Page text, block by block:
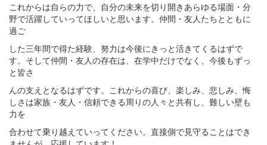
これからは自らの力で、自分の未来を切り開きあらゆる場面・分
野で活躍していってほしいと思います。仲間・友人たちとともに
過ご
した三年間で得た経験、努力は今後にきっと活きてくるはずで
す。そして仲間・友人の存在は、在学中だけでなく、今後もずっ
と皆さ
んの支えとなるはずです。これからの喜び、楽しみ、悲しみ、悔
しさは家族・友人・信頼できる周りの人々と共有し、難しい壁も
力を
合わせて乗り越えていってください。直接側で見守ることはでき